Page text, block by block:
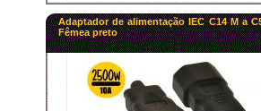
Adaptador de alimentação IEC C14 M a
Fêmea preto